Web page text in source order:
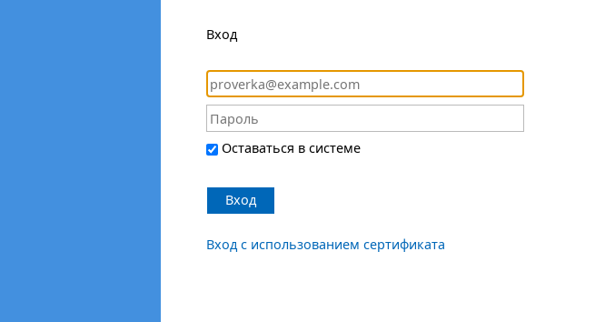
Вход
Оставаться в системе
Вход
Вход с использованием сертификата